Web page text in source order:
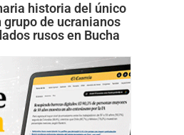
historia del único
de ucranianos
rusos en Bucha